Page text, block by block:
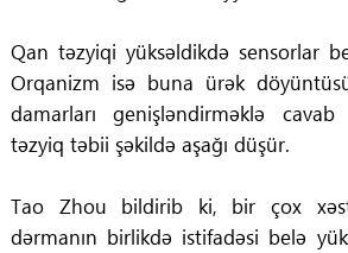
Qan təzyiqi yüksəldikdə sensorlar
Orqanizm isə buna ürək
damarları genişləndirməklə
təzyiq təbii şəkildə aşağı düşür.
Tao Zhou bildirib ki, bir çox
dərmanın birlikdə istifadəsi belə